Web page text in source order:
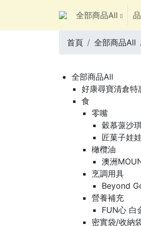
全部商品All
首頁 全部商品All
全部商品All
好康尋寶清倉特
食
零嘴
穀慕蒎沙
匠菓子娃
橄欖油
澳洲
烹調用具
Beyond
營養補充
FUN心 白
密實袋/收納